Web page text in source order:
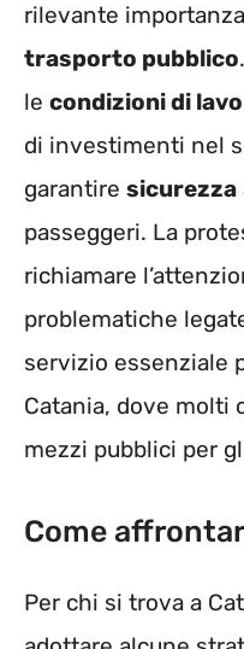
rilevante
trasporto pubblico
le condizioni di
di investimenti nel
garantire sicurezza
passeggeri. La
richiamare
problematiche
servizio essenziale
Catania, dove molti
mezzi pubblici per
Come
Per chi si trova a